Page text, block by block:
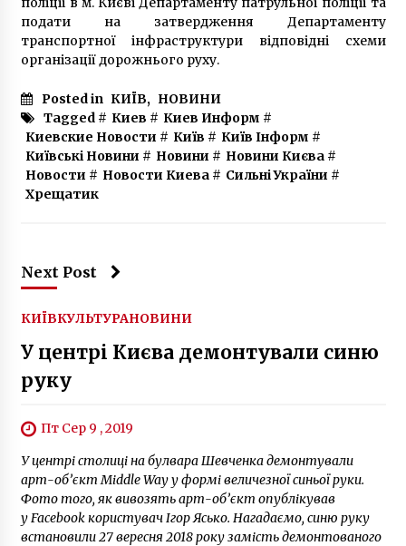
10 років ago
Вночі у Києві спалахнула пожежа на
річковому вокзалі
7 років ago
Столиця долучилася до відзначення
Міжнародного дня музеїв
7 років ago
подати на затвердження Департаменту
транспортної інфраструктури відповідні схеми
організації дорожнього руху.
Posted in КИЇВ, НОВИНИ
Tagged # Киев # Киев Информ #
Киевские Новости # Київ # Київ Інформ #
Київські Новини # Новини # Новини Києва#
Новости # Новости Киева# Сильні України #
Хрещатик
Next Post
КИЇВКУЛЬТУРАНОВИНИ
У центрі Києва демонтували синю
руку
Пт Сер 9 , 2019
У центрі столиці на булвара Шевченка демонтували
арт-об’єкт Middle Way у формі величезної синьої руки.
Фото того, як вивозять арт-об’єкт опублікував
у Facebook користувач Ігор Ясько. Нагадаємо, синю руку
встановили 27 вересня 2018 року замість демонтованого